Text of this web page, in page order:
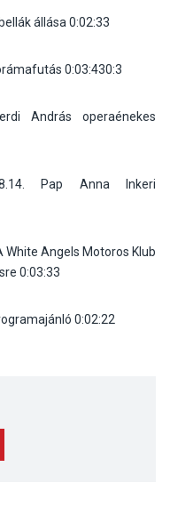
állása 0:02:33
0:03:430:3
András operaénekes
Pap Anna Inkeri
White Angels Motoros Klub
0:03:33
0:02:22